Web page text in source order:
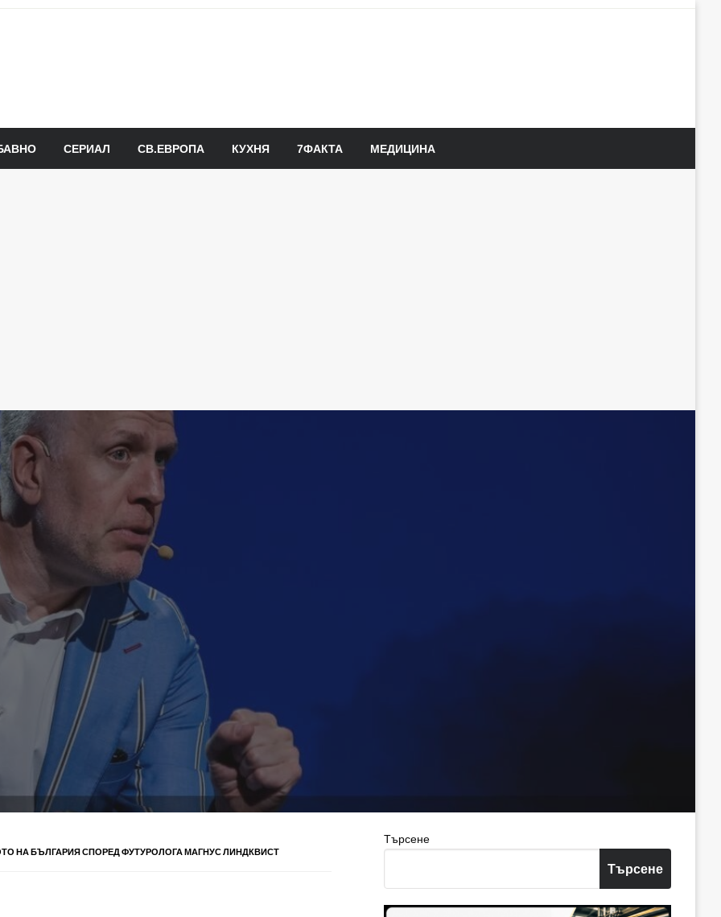
СЕРИАЛ СВ.ЕВРОПА КУХНЯ 7ФАКТА МЕДИЦИНА
НА БЪЛГАРИЯ СПОРЕД ФУТУРОЛОГА МАГНУС ЛИНДКВИСТ
Търсене
Търсене